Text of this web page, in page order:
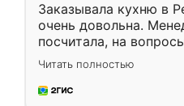
Заказывала кухню в
очень довольна.
посчитала, на
Замерщик приехал в
делу со всей
за день, ребята
Читать полностью